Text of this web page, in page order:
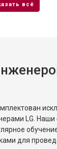
LG. Наши
для